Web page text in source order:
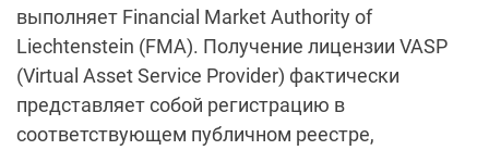
выполняет Financial Market Authority of
Liechtenstein (FMA). Получение лицензии VASP
(Virtual Asset Service Provider) фактически
представляет собой регистрацию в
соответствующем публичном реестре,